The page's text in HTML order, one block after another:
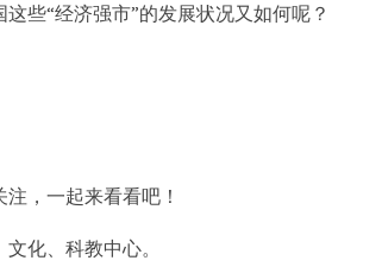
些“经济强市”的发展状况又如何呢？
，一起来看看吧！
化、科教中心。